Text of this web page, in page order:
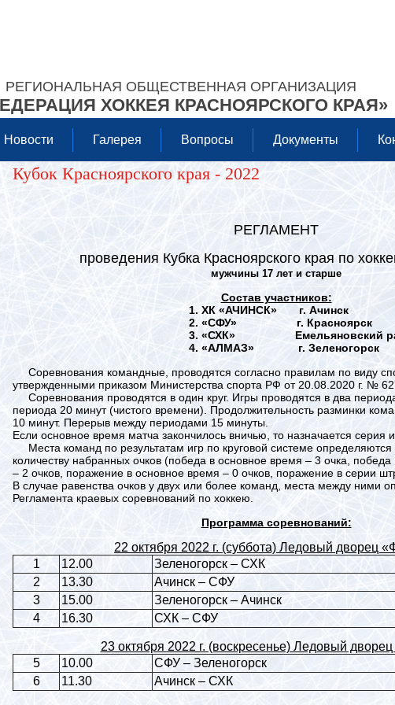
РЕГИОНАЛЬНАЯ ОБЩЕСТВЕННАЯ ОРГАНИЗАЦИЯ
ХОККЕЯ КРАСНОЯРСКОГО КРАЯ»
Новости Галерея Вопросы Документы
Кубок Красноярского края - 2022
РЕГЛАМЕНТ
проведения Кубка Красноярского края по
мужчины 17 лет и старше
Состав участников:
1. ХК «АЧИНСК» г. Ачинск
2. «СФУ» г. Красноярск
3. «СХК» Емельяновский
4. «АЛМАЗ» г. Зеленогорск
Соревнования командные, проводятся согласно правилам по виду
утвержденными приказом Министерства спорта РФ от 20.08.2020 г. №
Соревнования проводятся в один круг. Игры проводятся в два
периода 20 минут (чистого времени). Продолжительность разминки
10 минут. Перерыв между периодами 15 минуты.
Если основное время матча закончилось вничью, то назначается серия
Места команд по результатам игр по круговой системе
количеству набранных очков (победа в основное время – 3 очка,
– 2 очков, поражение в основное время – 0 очков, поражение в серии
В случае равенства очков у двух или более команд, места между ними
Регламента краевых соревнований по хоккею.
Программа соревнований:
22 октября 2022 г. (суббота) Ледовый дворец
1
12.00
Зеленогорск – СХК
2
13.30
Ачинск – СФУ
3
15.00
Зеленогорск – Ачинск
4
16.30 СХК – СФУ
23 октября 2022 г. (воскресенье) Ледовый
5
10.00
СФУ – Зеленогорск
6
11.30 Ачинск – СХК